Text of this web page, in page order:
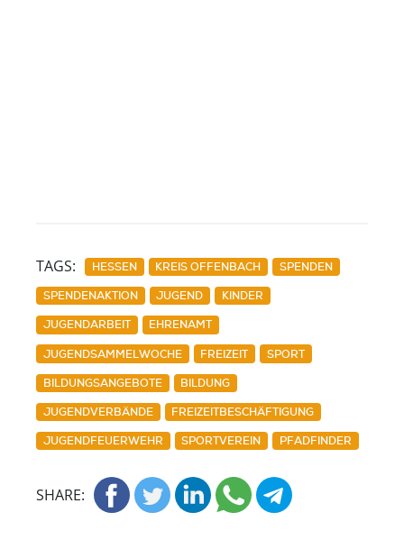
TAGS: HESSEN KREIS OFFENBACH SPENDEN
SPENDENAKTION JUGEND KINDER
JUGENDARBEIT EHRENAMT
JUGENDSAMMELWOCHE FREIZEIT SPORT
BILDUNGSANGEBOTE BILDUNG
JUGENDVERBÄNDE FREIZEITBESCHÄFTIGUNG
JUGENDFEUERWEHR SPORTVEREIN PFADFINDER
SHARE: